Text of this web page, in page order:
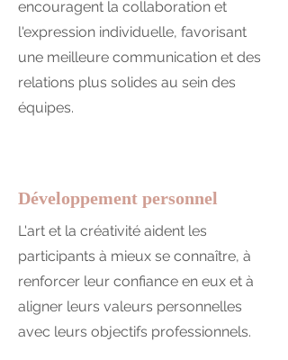
encouragent la collaboration et
l'expression individuelle, favorisant
une meilleure communication et des
relations plus solides au sein des
équipes.
Développement personnel
L'art et la créativité aident les
participants à mieux se connaître, à
renforcer leur confiance en eux et à
aligner leurs valeurs personnelles
avec leurs objectifs professionnels.